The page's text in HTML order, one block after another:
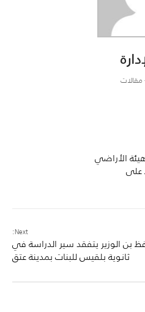
مقالات
الأراضي
على
Next:
بن الوزير يتفقد سير الدراسة في
ثانوية بلقيس للبنات بمدينة عتق